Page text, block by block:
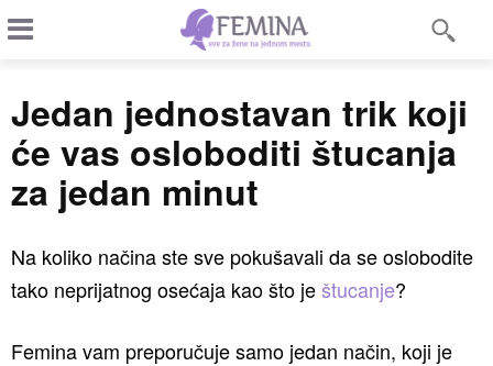
Jedan jednostavan trik koji
će vas osloboditi štucanja
za jedan minut
Na koliko načina ste sve pokušavali da se oslobodite
tako neprijatnog osećaja kao što ještucanje?
Femina vam preporučuje samo jedan način, koji je